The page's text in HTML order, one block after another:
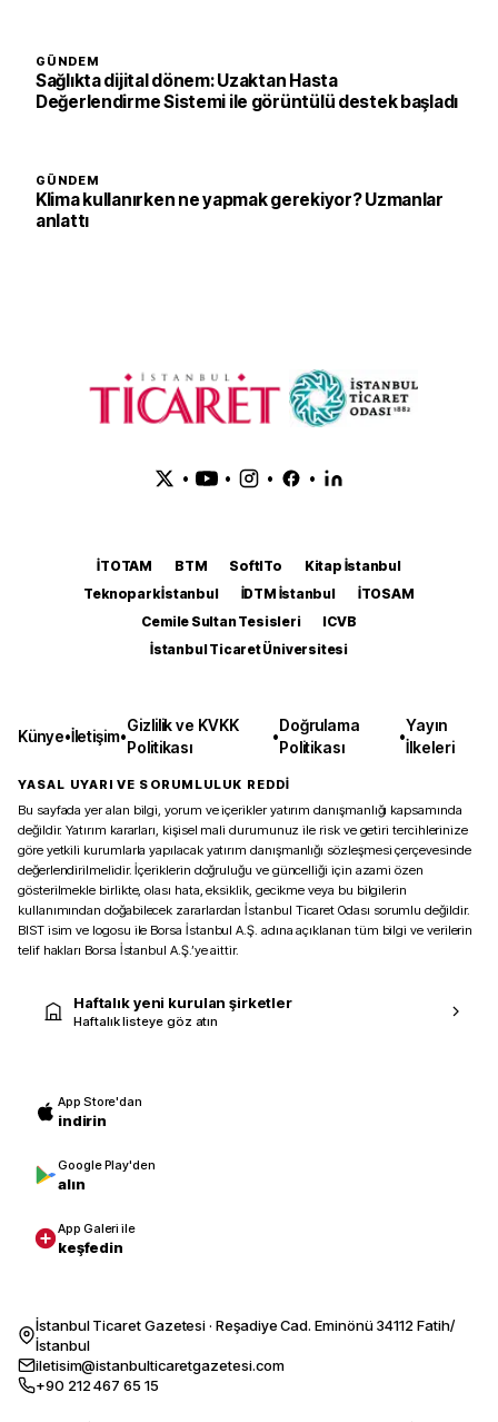
GÜNDEM
Sağlıkta dijital dönem: Uzaktan Hasta
Değerlendirme Sistemi ile görüntülü destek başladı
GÜNDEM
Klima kullanırken ne yapmak gerekiyor? Uzmanlar
anlattı
• • • •
İTOTAM BTM SoftITo
Kitap İstanbul
Teknopark İstanbul
İDTM İstanbul
İTOSAM
Cemile Sultan Tesisleri
ICVB
İstanbul Ticaret Üniversitesi
Künye•İletişim•
Gizlilik ve KVKK
Politikası
•
Doğrulama
Politikası
•
Yayın
İlkeleri
YASAL UYARI VE SORUMLULUK REDDİ
Bu sayfada yer alan bilgi, yorum ve içerikler yatırım danışmanlığı kapsamında
değildir. Yatırım kararları, kişisel mali durumunuz ile risk ve getiri tercihlerinize
göre yetkili kurumlarla yapılacak yatırım danışmanlığı sözleşmesi çerçevesinde
değerlendirilmelidir. İçeriklerin doğruluğu ve güncelliği için azami özen
gösterilmekle birlikte, olası hata, eksiklik, gecikme veya bu bilgilerin
kullanımından doğabilecek zararlardan İstanbul Ticaret Odası sorumlu değildir.
BIST isim ve logosu ile Borsa İstanbul A.Ş. adına açıklanan tüm bilgi ve verilerin
telif hakları Borsa İstanbul A.Ş.’ye aittir.
Haftalık yeni kurulan şirketler
Haftalık listeye göz atın
App Store'dan
indirin
Google Play'den
alın
App Galeri ile
keşfedin
İstanbul Ticaret Gazetesi · Reşadiye Cad. Eminönü 34112 Fatih/
İstanbul
iletisim@istanbulticaretgazetesi.com
+90 212 467 65 15